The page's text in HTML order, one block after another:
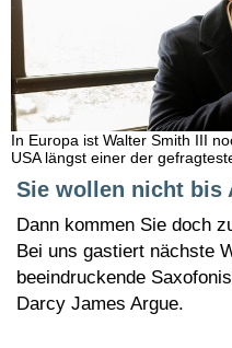
In Europa ist Walter Smith III
USA längst einer der
Sie wollen nicht bis
Dann kommen Sie doch
Bei uns gastiert nächste
beeindruckende
Darcy James Argue.